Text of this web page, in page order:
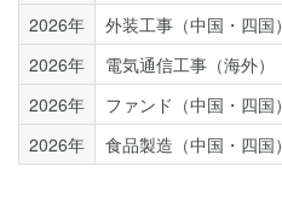
2026年
外装工事（中国・四国）
2026年
電気通信工事（海外）
2026年
ファンド（中国・四国）
2026年
食品製造（中国・四国）